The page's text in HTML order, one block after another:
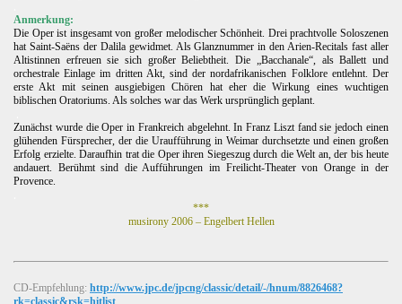
Anmerkung:
Die Oper ist insgesamt von großer melodischer Schönheit. Drei prachtvolle Soloszenen
hat Saint-Saëns der Dalila gewidmet. Als Glanznummer in den Arien-Recitals fast aller
Altistinnen erfreuen sie sich großer Beliebtheit. Die „Bacchanale“, als Ballett und
orchestrale Einlage im dritten Akt, sind der nordafrikanischen Folklore entlehnt. Der
erste Akt mit seinen ausgiebigen Chören hat eher die Wirkung eines wuchtigen
biblischen Oratoriums. Als solches war das Werk ursprünglich geplant.
Zunächst wurde die Oper in Frankreich abgelehnt. In Franz Liszt fand sie jedoch einen
glühenden Fürsprecher, der die Uraufführung in Weimar durchsetzte und einen großen
Erfolg erzielte. Daraufhin trat die Oper ihren Siegeszug durch die Welt an, der bis heute
andauert. Berühmt sind die Aufführungen im Freilicht-Theater von Orange in der
Provence.
***
musirony 2006 – Engelbert Hellen
CD-Empfehlung: http://www.jpc.de/jpcng/classic/detail/-/hnum/8826468?
rk=classic&rsk=hitlist